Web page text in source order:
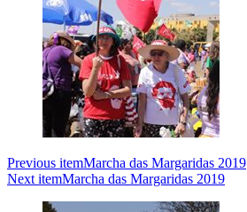
Previous itemMarcha das Margaridas 2019
Next itemMarcha das Margaridas 2019